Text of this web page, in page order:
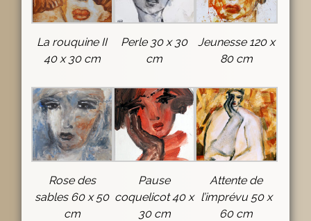
La rouquine II
40 x 30 cm
Perle 30 x 30
cm
Jeunesse 120 x
80 cm
Rose des
sables 60 x 50
cm
Pause
coquelicot 40 x
30 cm
Attente de
l’imprévu 50 x
60 cm